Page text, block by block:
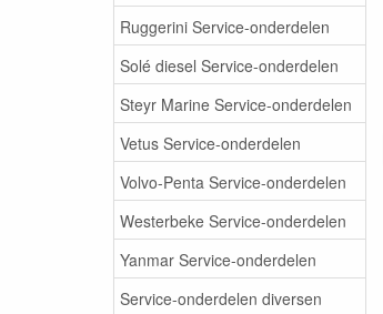
Ruggerini Service-onderdelen
Solé diesel Service-onderdelen
Steyr Marine Service-onderdelen
Vetus Service-onderdelen
Volvo-Penta Service-onderdelen
Westerbeke Service-onderdelen
Yanmar Service-onderdelen
Service-onderdelen diversen